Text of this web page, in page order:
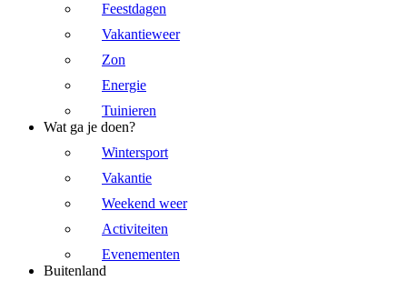
Feestdagen
Vakantieweer
Zon
Energie
Tuinieren
Wat ga je doen?
Wintersport
Vakantie
Weekend weer
Activiteiten
Evenementen
Buitenland